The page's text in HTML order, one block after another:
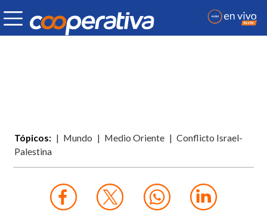
Tópicos: Mundo Medio Oriente
Conflicto Israel-
Palestina